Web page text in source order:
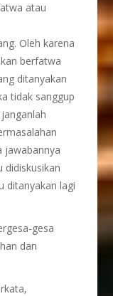
atau
Oleh karena
berfatwa
ditanyakan
tidak sanggup
jawabannya
didiskusikan
ditanyakan lagi
gesa
dan